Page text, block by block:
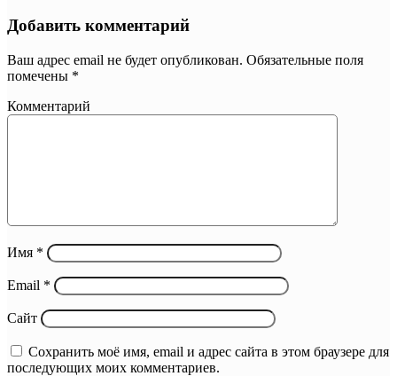
Добавить комментарий
Ваш адрес email не будет опубликован. Обязательные поля
помечены *
Комментарий
Имя *
Email *
Сайт
Сохранить моё имя, email и адрес сайта в этом браузере для
последующих моих комментариев.